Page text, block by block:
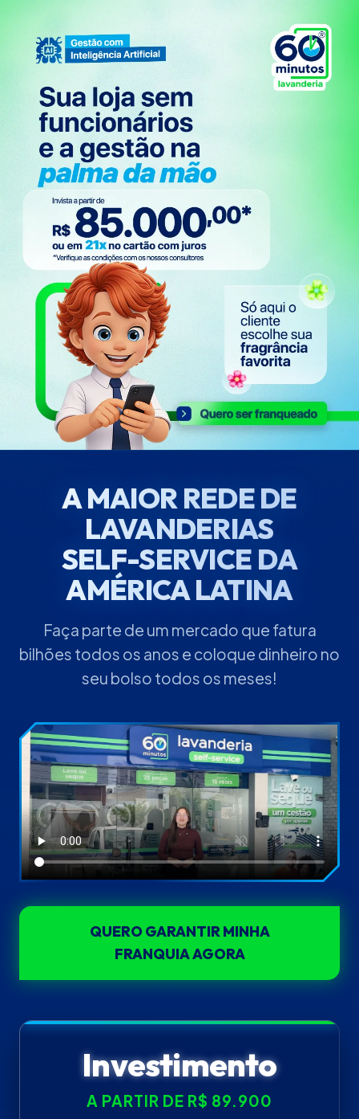
A MAIOR REDE DE
LAVANDERIAS
SELF-SERVICE DA
AMÉRICA LATINA
Faça parte de um mercado que fatura
bilhões todos os anos e coloque dinheiro no
seu bolso todos os meses!
QUERO GARANTIR MINHA
FRANQUIA AGORA
Investimento
A PARTIR DE R$ 89.900